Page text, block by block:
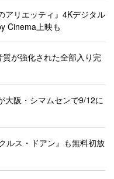
アリエッティ』4Kデジタル
Cinema上映も
が強化された全部入り完
大阪・シマムセンで9/12に
ルス・ドアン』も無料初放